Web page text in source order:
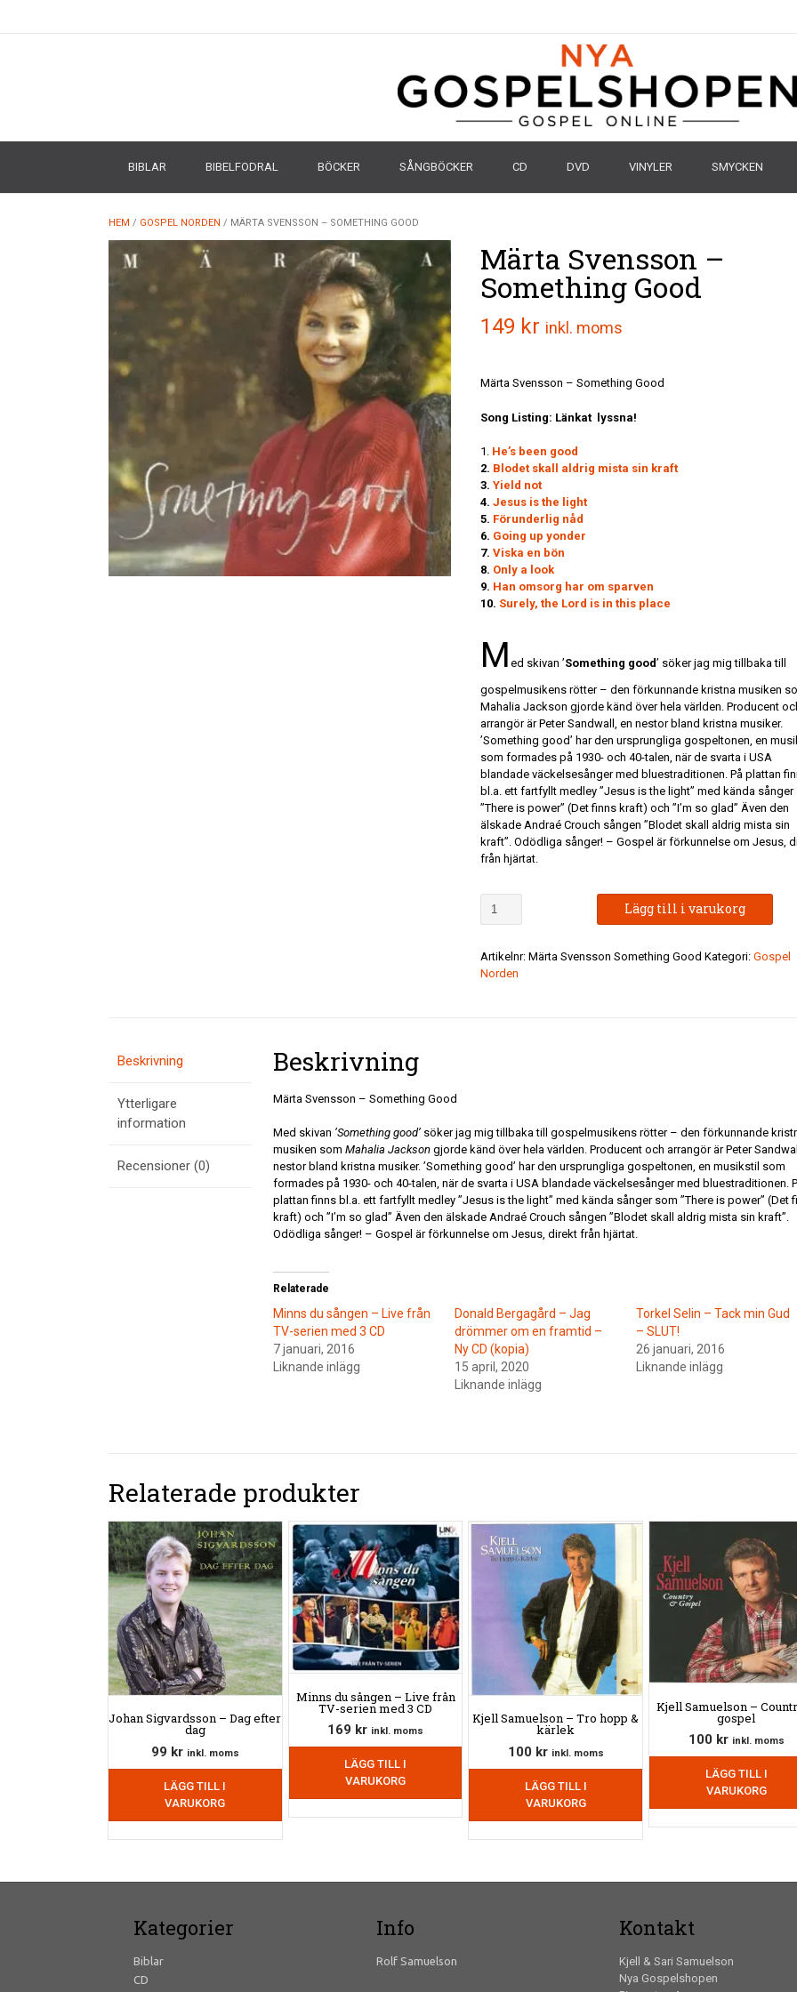
BIBLAR BIBELFODRAL BÖCKER SÅNGBÖCKER CD DVD VINYLER SMYCKEN
HEM / GOSPEL NORDEN / MÄRTA SVENSSON – SOMETHING GOOD
Märta Svensson –
Something Good
149 kr inkl. moms
Märta Svensson – Something Good
Song Listing: Länkat lyssna!
1. He’s been good
2. Blodet skall aldrig mista sin kraft
3. Yield not
4. Jesus is the light
5. Förunderlig nåd
6. Going up yonder
7. Viska en bön
8. Only a look
9. Han omsorg har om sparven
10. Surely, the Lord is in this place
M ed skivan ’Something good’ söker jag mig tillbaka till
gospelmusikens rötter – den förkunnande kristna musiken
Mahalia Jackson gjorde känd över hela världen. Producent
arrangör är Peter Sandwall, en nestor bland kristna musiker.
’Something good’ har den ursprungliga gospeltonen, en
som formades på 1930- och 40-talen, när de svarta i USA
blandade väckelsesånger med bluestraditionen. På plattan
bl.a. ett fartfyllt medley ”Jesus is the light” med kända sånger
”There is power” (Det finns kraft) och ”I’m so glad” Även den
älskade Andraé Crouch sången ”Blodet skall aldrig mista sin
kraft”. Odödliga sånger! – Gospel är förkunnelse om Jesus,
från hjärtat.
Svensson
Something
Good
Lägg till i varukorg
Artikelnr: Märta Svensson Something Good Kategori: Gospel
Norden
Beskrivning
Ytterligare
information
Recensioner (0)
Beskrivning
Märta Svensson – Something Good
Med skivan ’Something good’söker jag mig tillbaka till gospelmusikens rötter – den förkunnande
musiken som Mahalia Jacksongjorde känd över hela världen. Producent och arrangör är Peter
nestor bland kristna musiker. ’Something good’ har den ursprungliga gospeltonen, en musikstil som
formades på 1930- och 40-talen, när de svarta i USA blandade väckelsesånger med bluestraditionen.
plattan finns bl.a. ett fartfyllt medley ”Jesus is the light” med kända sånger som ”There is power” (Det
kraft) och ”I’m so glad” Även den älskade Andraé Crouch sången ”Blodet skall aldrig mista sin kraft”.
Odödliga sånger! – Gospel är förkunnelse om Jesus, direkt från hjärtat.
Relaterade
Minns du sången – Live från
TV-serien med 3 CD
7 januari, 2016
Liknande inlägg
Donald Bergagård – Jag
drömmer om en framtid –
Ny CD (kopia)
15 april, 2020
Liknande inlägg
Torkel Selin – Tack min Gud
– SLUT!
26 januari, 2016
Liknande inlägg
Relaterade produkter
Johan Sigvardsson – Dag efter
dag
99 kr inkl. moms
LÄGG TILL I
VARUKORG
Minns du sången – Live från
TV-serien med 3 CD
169 kr inkl. moms
LÄGG TILL I
VARUKORG
Kjell Samuelson – Tro hopp &
kärlek
100 kr inkl. moms
LÄGG TILL I
VARUKORG
Kjell Samuelson –
gospel
100 kr inkl. moms
LÄGG TILL I
VARUKORG
Kategorier
Biblar
CD
Info
Rolf Samuelson
Kontakt
Kjell & Sari Samuelson
Nya Gospelshopen